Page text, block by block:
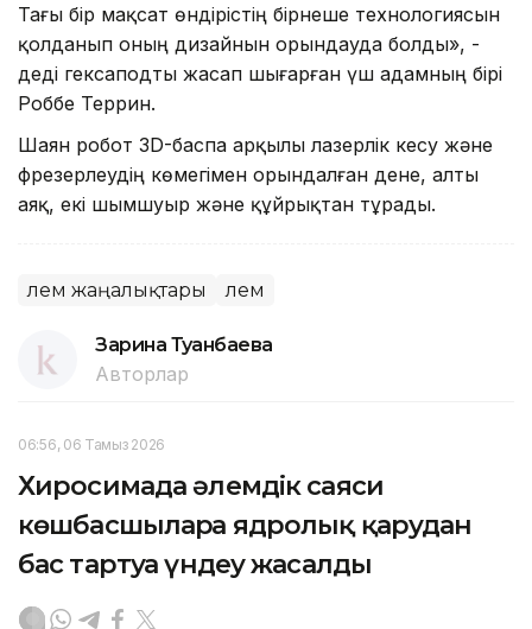
Тағы бір мақсат өндірістің бірнеше технологиясын
қолданып оның дизайнын орындауда болды», -
деді гексаподты жасап шығарған үш адамның бірі
Роббе Террин.
Шаян робот 3D-баспа арқылы лазерлік кесу және
фрезерлеудің көмегімен орындалған дене, алты
аяқ, екі шымшуыр және құйрықтан тұрады.
Әлем жаңалықтары Әлем
Зарина Туғанбаева
Авторлар
06:56, 06 Тамыз 2026
Хиросимада әлемдік саяси
көшбасшыларға ядролық қарудан
бас тартуға үндеу жасалды